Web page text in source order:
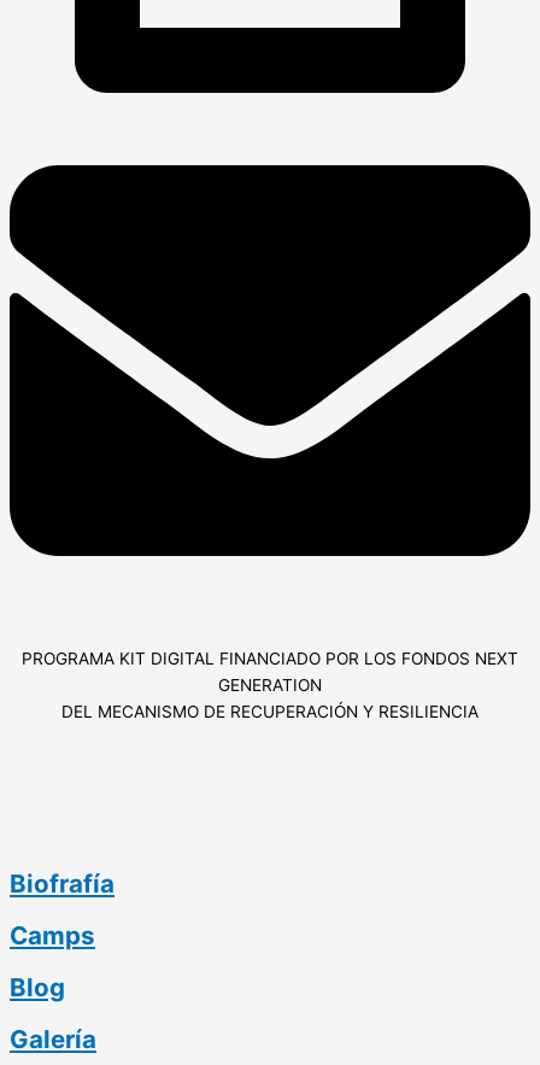
PROGRAMA KIT DIGITAL FINANCIADO POR LOS FONDOS NEXT
GENERATION
DEL MECANISMO DE RECUPERACIÓN Y RESILIENCIA
Biofrafía
Camps
Blog
Galería